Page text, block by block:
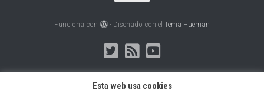
Funciona con - Diseñado con el Tema Hueman
Esta web usa cookies